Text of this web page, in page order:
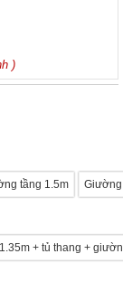
)
tầng 1.5m
+ tủ thang +